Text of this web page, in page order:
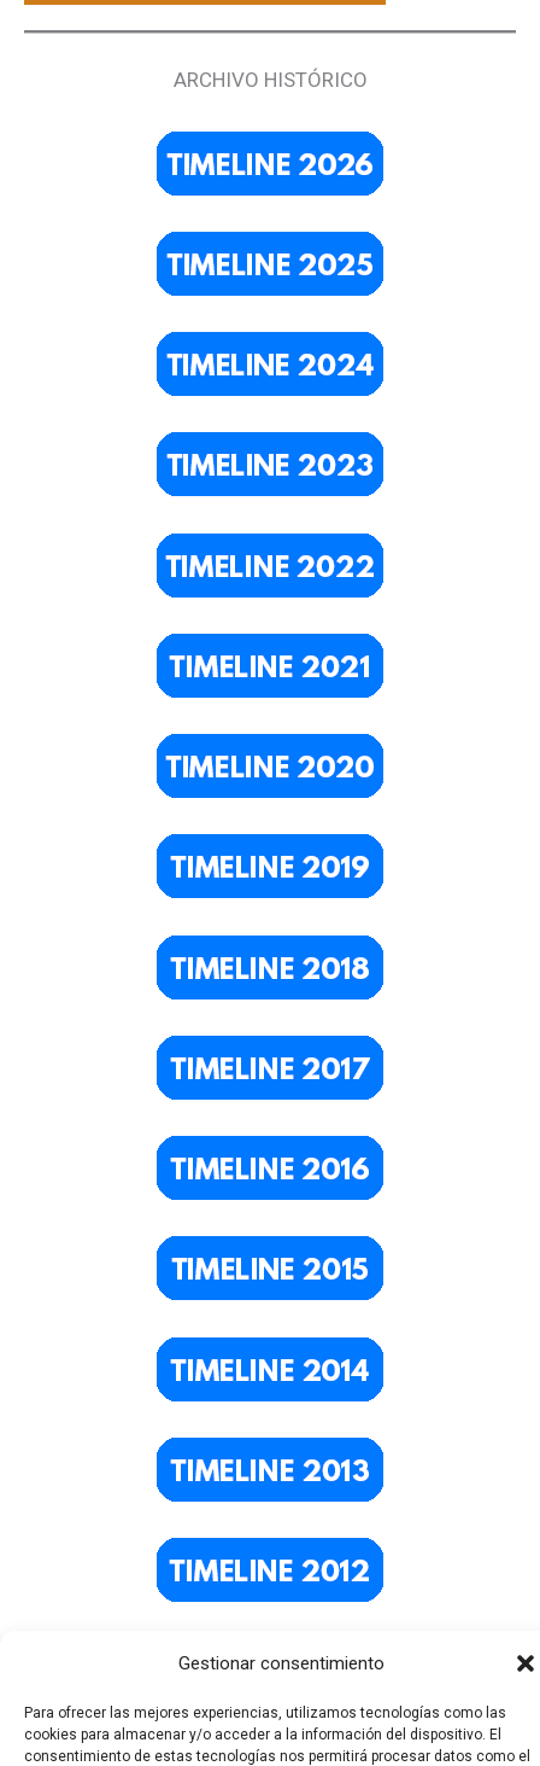
Gestionar consentimiento
Para ofrecer las mejores experiencias, utilizamos tecnologías como las
cookies para almacenar y/o acceder a la información del dispositivo. El
consentimiento de estas tecnologías nos permitirá procesar datos como el
ARCHIVO HISTÓRICO